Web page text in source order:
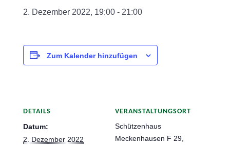
2. Dezember 2022, 19:00 - 21:00
Zum Kalender hinzufügen
DETAILS
Datum:
2. Dezember 2022
VERANSTALTUNGSORT
Schützenhaus
Meckenhausen F 29,